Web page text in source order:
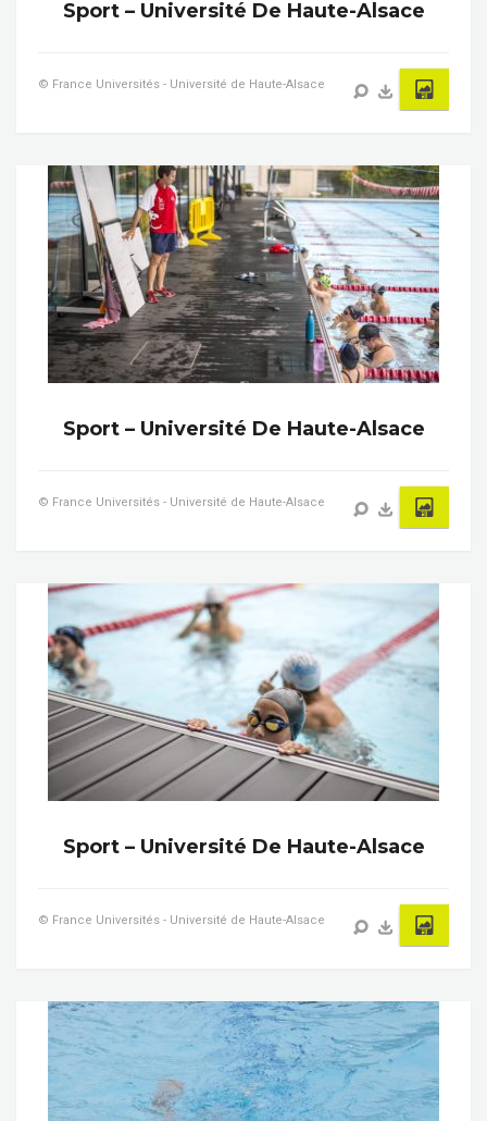
Sport – Université De Haute-Alsace
© France Universités - Université de Haute-Alsace
Sport – Université De Haute-Alsace
© France Universités - Université de Haute-Alsace
Sport – Université De Haute-Alsace
© France Universités - Université de Haute-Alsace